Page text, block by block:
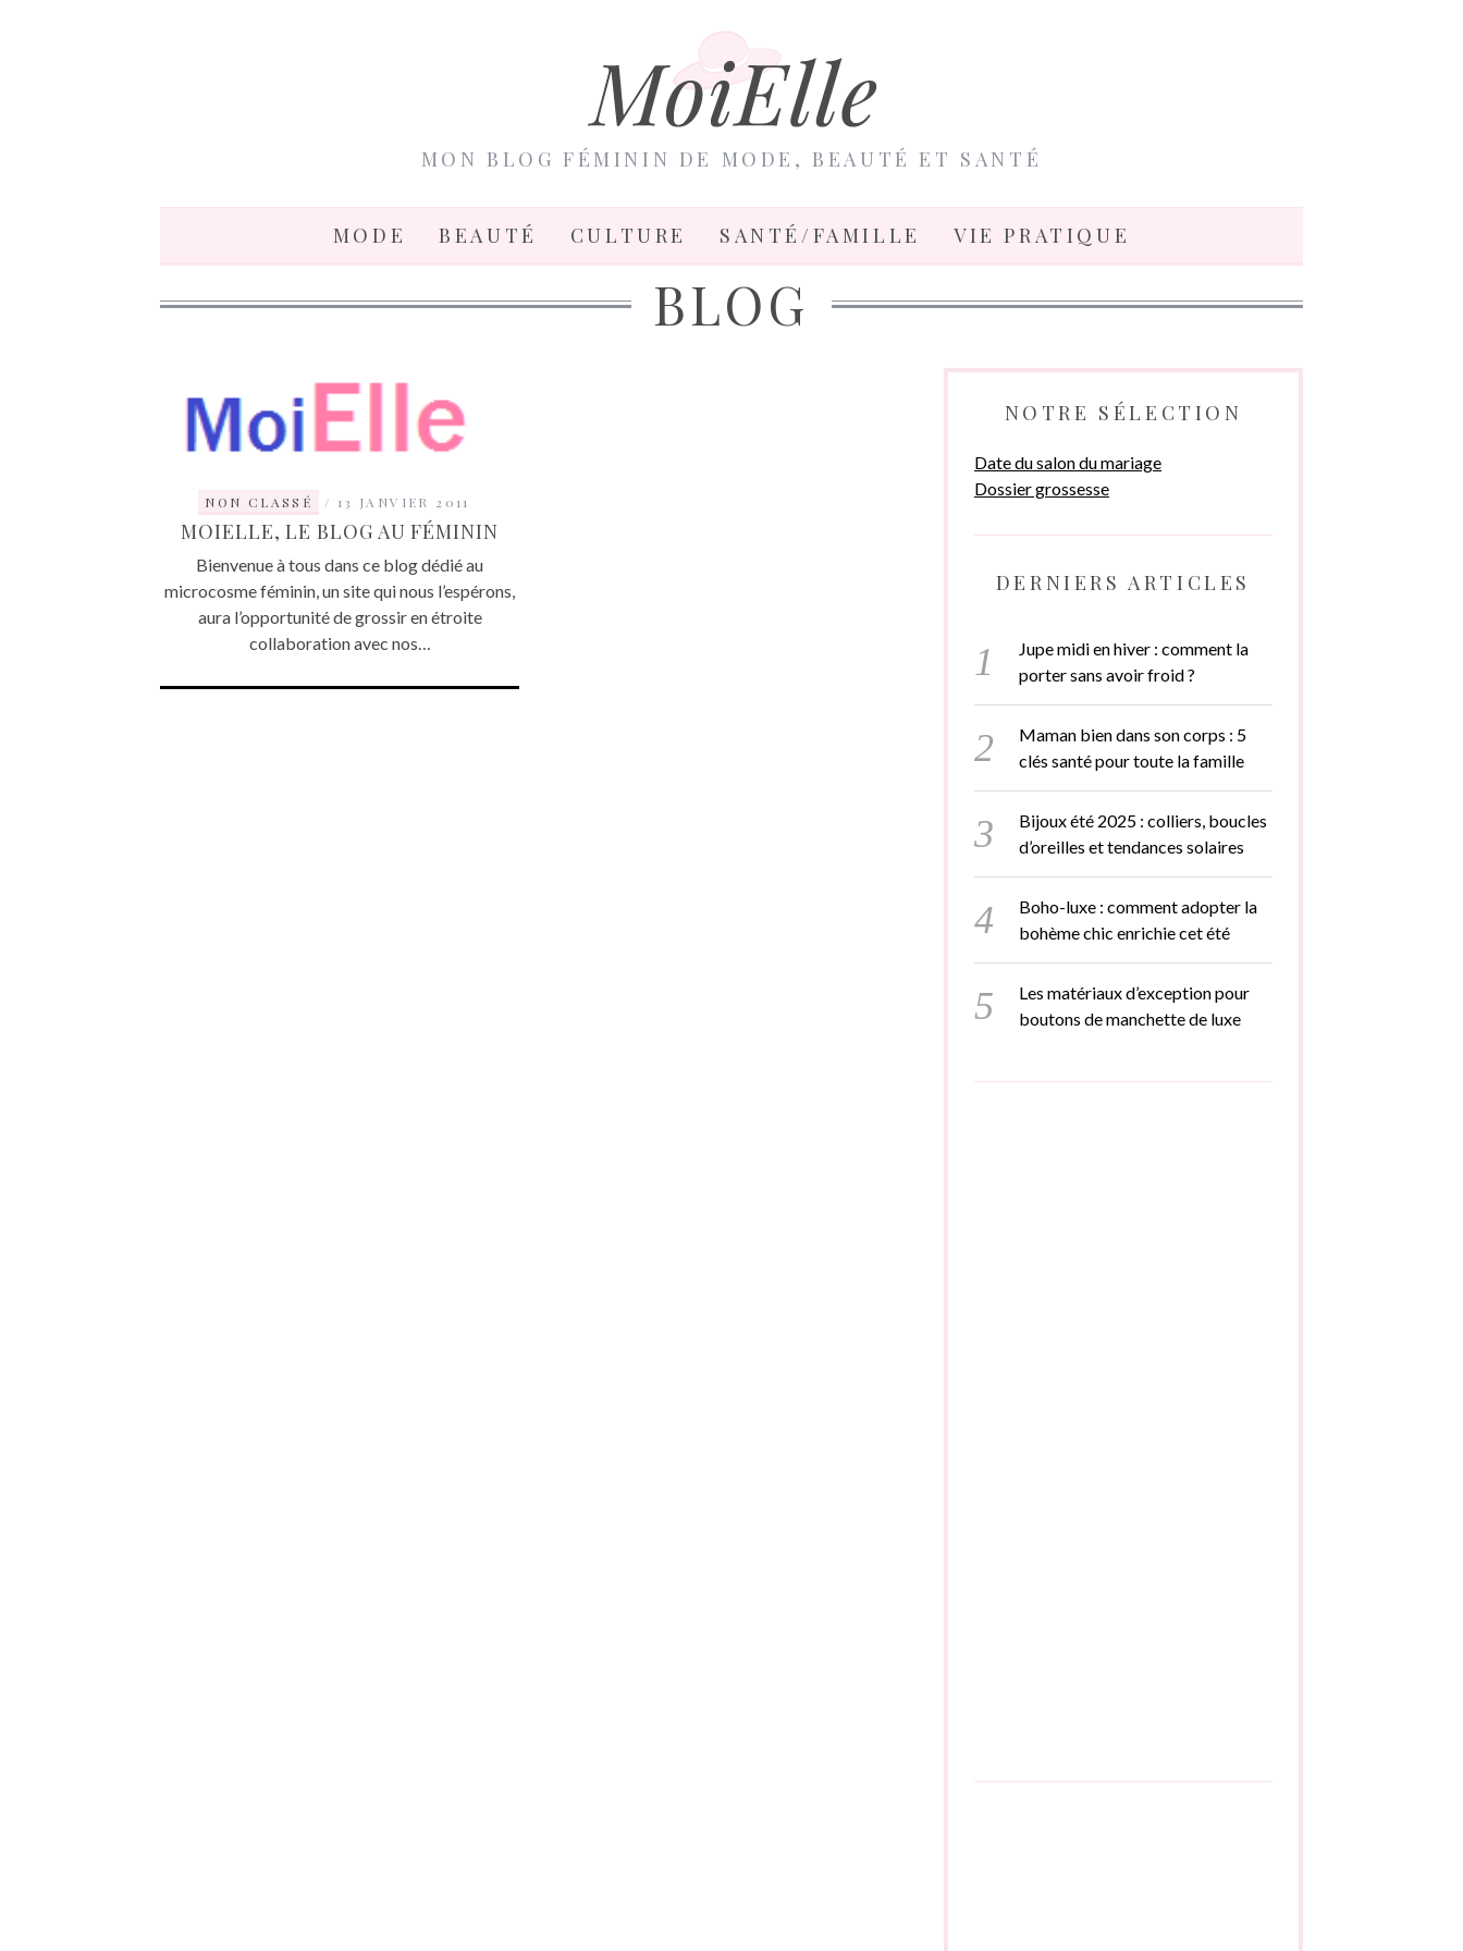
MON BLOG FÉMININ DE MODE, BEAUTÉ ET SANTÉ
MODE BEAUTÉ CULTURE SANTÉ/FAMILLE VIE PRATIQUE
BLOG
NON CLASSÉ 13 JANVIER 2011
MOIELLE, LE BLOG AU FÉMININ
Bienvenue à tous dans ce blog dédié au
microcosme féminin, un site qui nous l’espérons,
aura l’opportunité de grossir en étroite
collaboration avec nos…
NOTRE SÉLECTION
Date du salon du mariage
Dossier grossesse
DERNIERS ARTICLES
Jupe midi en hiver : comment la
porter sans avoir froid ?
Maman bien dans son corps : 5
clés santé pour toute la famille
Bijoux été 2025 : colliers, boucles
d’oreilles et tendances solaires
Boho-luxe : comment adopter la
bohème chic enrichie cet été
Les matériaux d’exception pour
boutons de manchette de luxe